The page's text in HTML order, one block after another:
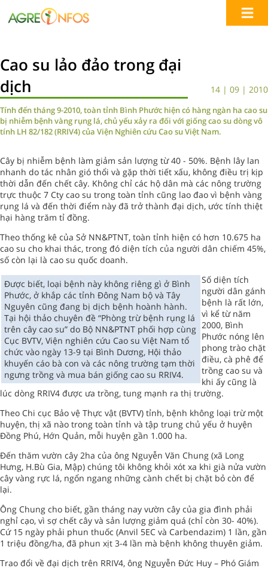
Cao su lảo đảo trong đại
dịch
14 | 09 | 2010
Tính đến tháng 9-2010, toàn tỉnh Bình Phước hiện có hàng ngàn ha cao su
bị nhiễm bệnh vàng rụng lá, chủ yếu xảy ra đối với giống cao su dòng vô
tính LH 82/182 (RRIV4) của Viện Nghiên cứu Cao su Việt Nam.
Cây bị nhiễm bệnh làm giảm sản lượng từ 40 - 50%. Bệnh lây lan
nhanh do tác nhân gió thổi và gặp thời tiết xấu, không điều trị kịp
thời dẫn đến chết cây. Không chỉ các hộ dân mà các nông trường
trực thuộc 7 Cty cao su trong toàn tỉnh cũng lao đao vì bệnh vàng
rụng lá và đến thời điểm này đã trở thành đại dịch, ước tính thiệt
hại hàng trăm tỉ đồng.
Theo thống kê của Sở NN&PTNT, toàn tỉnh hiện có hơn 10.675 ha
cao su cho khai thác, trong đó diện tích của người dân chiếm 45%,
số còn lại là cao su quốc doanh.
Được biết, loại bệnh này không riêng gì ở Bình
Phước, ở khắp các tỉnh Đông Nam bộ và Tây
Nguyên cũng đang bị dịch bệnh hoành hành.
Tại hội thảo chuyên đề “Phòng trừ bệnh rụng lá
trên cây cao su” do Bộ NN&PTNT phối hợp cùng
Cục BVTV, Viện nghiên cứu Cao su Việt Nam tổ
chức vào ngày 13-9 tại Bình Dương, Hội thảo
khuyến cáo bà con và các nông trường tạm thời
ngưng trồng và mua bán giống cao su RRIV4.
Số diện tích
người dân gánh
bệnh là rất lớn,
vì kể từ năm
2000, Bình
Phước nóng lên
phong trào chặt
điều, cà phê để
trồng cao su và
khi ấy cũng là
lúc dòng RRIV4 được ưa trồng, tung mạnh ra thị trường.
Theo Chi cục Bảo vệ Thực vật (BVTV) tỉnh, bệnh không loại trừ một
huyện, thị xã nào trong toàn tỉnh và tập trung chủ yếu ở huyện
Đồng Phú, Hớn Quản, mỗi huyện gần 1.000 ha.
Đến thăm vườn cây 2ha của ông Nguyễn Văn Chung (xã Long
Hưng, H.Bù Gia, Mập) chúng tôi không khỏi xót xa khi già nửa vườn
cây vàng rực lá, ngổn ngang những cành chết bị chặt bỏ còn để
lại.
Ông Chung cho biết, gần tháng nay vườn cây của gia đình phải
nghỉ cạo, vì sợ chết cây và sản lượng giảm quá (chỉ còn 30- 40%).
Cứ 15 ngày phải phun thuốc (Anvil 5EC và Carbendazim) 1 lần, gần
1 triệu đồng/ha, đã phun xịt 3-4 lần mà bệnh không thuyên giảm.
Trao đổi về đại dịch trên RRIV4, ông Nguyễn Đức Huy – Phó Giám